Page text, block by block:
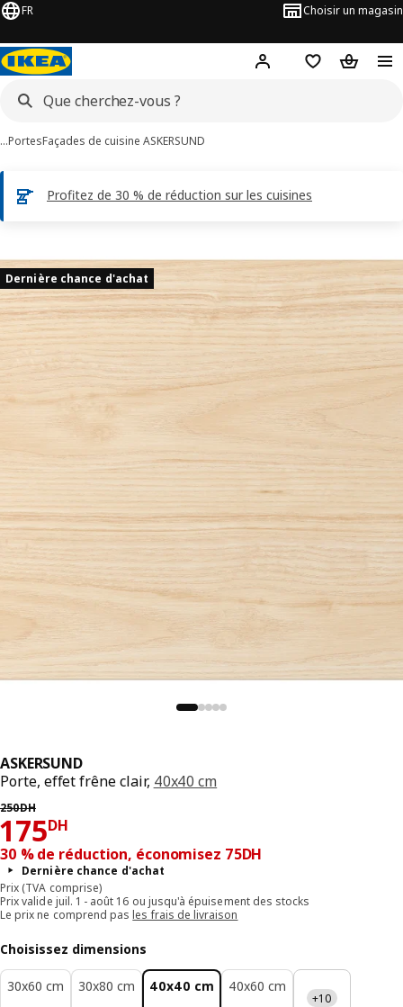
FR Choisir un magasin
Hej ! Connectez-vous
FavorisPanier
…PortesFaçades de cuisine ASKERSUND
Profitez de 30 % de réduction sur les cuisines
de 5 ASKERSUND
images
Dernière chance d'achat
ASKERSUND
Porte, effet frêne clair, 40x40 cm
250DH
Prix précédent 250DH
175DH
175DH
30 % de réduction, économisez 75DH
Dernière chance d'achat
Prix (TVA comprise)
Prix valide juil. 1 - août 16 ou jusqu'à épuisement des stocks
Le prix ne comprend pasles frais de livraison
Choisissez dimensions
30x60 cm 30x80 cm 40x40 cm 40x60 cm
+10